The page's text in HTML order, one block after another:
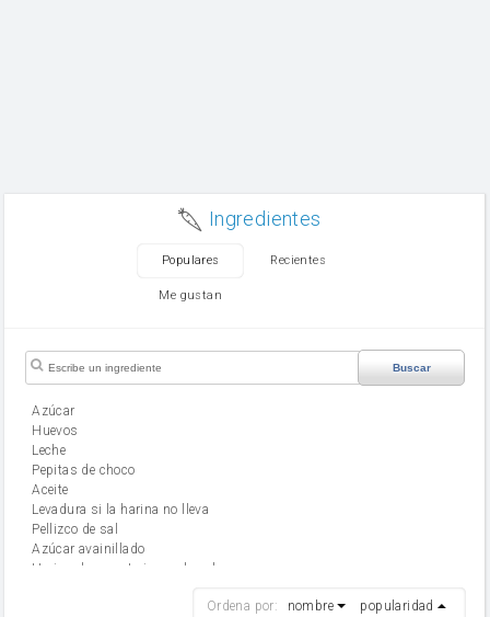
Ingredientes
Populares Recientes
Me gustan
Buscar
Azúcar
huevos
leche
Pepitas de choco
aceite
Levadura si la harina no lleva
Pellizco de sal
Azúcar avainillado
Harina de reposteria con levadura
Ordena por: nombre popularidad